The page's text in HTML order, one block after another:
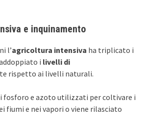
e inquinamento
l’agricoltura intensiva ha triplicato i
i livelli di
rispetto ai livelli naturali.
fosforo e azoto utilizzati per coltivare i
fiumi e nei vapori o viene rilasciato